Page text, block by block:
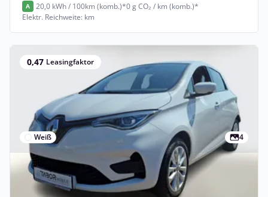
A 20,0 kWh / 100km (komb.)*0 g CO₂ / km (komb.)*
Elektr. Reichweite: km
0,47 Leasingfaktor
Weiß 4
Privat & Gewerbe
Renault Zoe ZE50 R110 Experience Kauf-